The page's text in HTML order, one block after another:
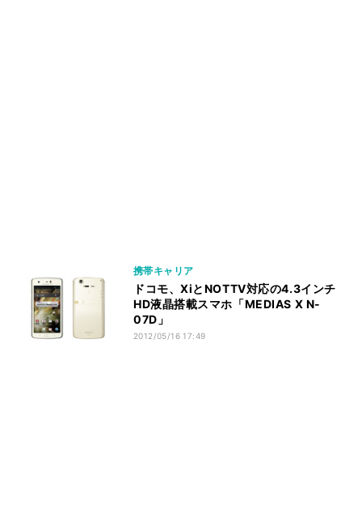
携帯キャリア
ドコモ、XiとNOTTV対応の4.3インチ
HD液晶搭載スマホ「MEDIAS X N-
07D」
2012/05/16 17:49